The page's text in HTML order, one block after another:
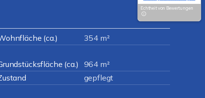
(ca.)
354 m²
(ca.)
964 m²
gepflegt
Echtheit von Bewertungen